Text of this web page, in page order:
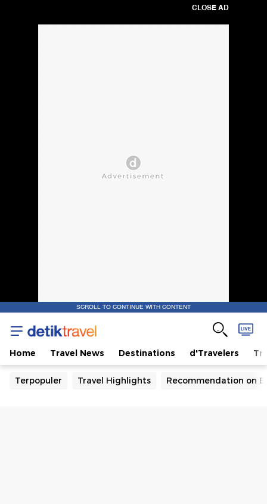
CLOSE AD
SCROLL TO CONTINUE WITH CONTENT
Home Travel News Destinations d'Travelers
Terpopuler Travel Highlights Recommendation on